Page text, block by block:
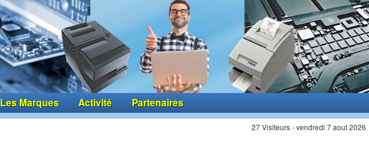
Les Marques Activité Partenaires
27 Visiteurs - vendredi 7 aout 2026